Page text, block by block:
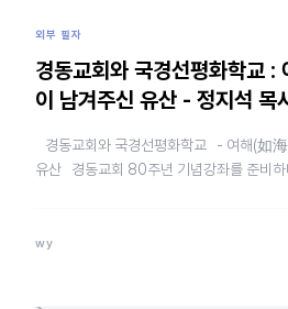
외부 필자
경동교회와 국경선평화학교 : 여해 강원용 목사님
이 남겨주신 유산 - 정지석
경동교회와 국경선평화학교 - 여해(如海
유산 경동교회 80주년 기념강좌를 준비하
wy